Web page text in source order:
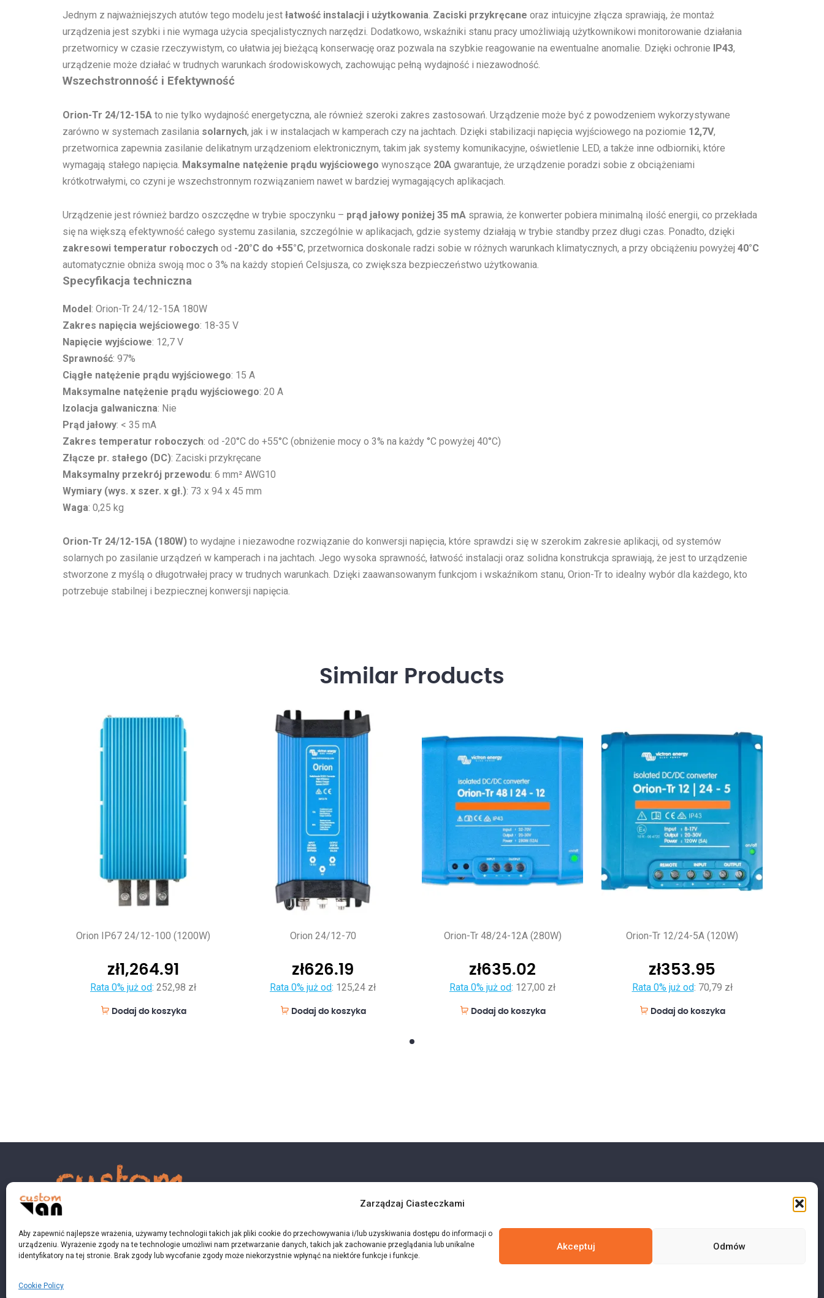
Zarządzaj Ciasteczkami
Aby zapewnić najlepsze wrażenia, używamy technologii takich jak pliki cookie do przechowywania i/lub uzyskiwania dostępu do informacji o
urządzeniu. Wyrażenie zgody na te technologie umożliwi nam przetwarzanie danych, takich jak zachowanie przeglądania lub unikalne
identyfikatory na tej stronie. Brak zgody lub wycofanie zgody może niekorzystnie wpłynąć na niektóre funkcje i funkcje.
Akceptuj Odmów
Cookie Policy
Jednym z najważniejszych atutów tego modelu jest łatwość instalacji i użytkowania Zaciski przykręcane oraz intuicyjne złącza sprawiają, że montaż
urządzenia jest szybki i nie wymaga użycia specjalistycznych narzędzi. Dodatkowo, wskaźniki stanu pracy umożliwiają użytkownikowi monitorowanie działania
przetwornicy w czasie rzeczywistym, co ułatwia jej bieżącą konserwację oraz pozwala na szybkie reagowanie na ewentualne anomalie. Dzięki ochronie IP43,
urządzenie może działać w trudnych warunkach środowiskowych, zachowując pełną wydajność i niezawodność.
Wszechstronność i Efektywność
Orion-Tr 24/12-15A to nie tylko wydajność energetyczna, ale również szeroki zakres zastosowań. Urządzenie może być z powodzeniem wykorzystywane
zarówno w systemach zasilania solarnych, jak i w instalacjach w kamperach czy na jachtach. Dzięki stabilizacji napięcia wyjściowego na poziomie 12,7V,
przetwornica zapewnia zasilanie delikatnym urządzeniom elektronicznym, takim jak systemy komunikacyjne, oświetlenie LED, a także inne odbiorniki, które
wymagają stałego napięcia. Maksymalne natężenie prądu wyjściowego wynoszące 20A gwarantuje, że urządzenie poradzi sobie z obciążeniami
krótkotrwałymi, co czyni je wszechstronnym rozwiązaniem nawet w bardziej wymagających aplikacjach.
Urządzenie jest również bardzo oszczędne w trybie spoczynku – prąd jałowy poniżej 35 mA sprawia, że konwerter pobiera minimalną ilość energii, co przekłada
się na większą efektywność całego systemu zasilania, szczególnie w aplikacjach, gdzie systemy działają w trybie standby przez długi czas. Ponadto, dzięki
zakresowi temperatur roboczych od -20°C do +55°C, przetwornica doskonale radzi sobie w różnych warunkach klimatycznych, a przy obciążeniu powyżej 40°C
automatycznie obniża swoją moc o 3% na każdy stopień Celsjusza, co zwiększa bezpieczeństwo użytkowania.
Specyfikacja techniczna
Model : Orion-Tr 24/12-15A 180W
Zakres napięcia wejściowego: 18-35 V
Napięcie wyjściowe: 12,7 V
Sprawność: 97%
Ciągłe natężenie prądu wyjściowego: 15 A
Maksymalne natężenie prądu wyjściowego: 20 A
Izolacja galwaniczna: Nie
Prąd jałowy: < 35 mA
Zakres temperatur roboczych: od -20°C do +55°C (obniżenie mocy o 3% na każdy °C powyżej 40°C)
Złącze pr. stałego (DC): Zaciski przykręcane
Maksymalny przekrój przewodu: 6 mm² AWG10
Wymiary (wys. x szer. x gł.): 73 x 94 x 45 mm
Waga: 0,25 kg
Orion-Tr 24/12-15A (180W) to wydajne i niezawodne rozwiązanie do konwersji napięcia, które sprawdzi się w szerokim zakresie aplikacji, od systemów
solarnych po zasilanie urządzeń w kamperach i na jachtach. Jego wysoka sprawność, łatwość instalacji oraz solidna konstrukcja sprawiają, że jest to urządzenie
stworzone z myślą o długotrwałej pracy w trudnych warunkach. Dzięki zaawansowanym funkcjom i wskaźnikom stanu, Orion-Tr to idealny wybór dla każdego, kto
potrzebuje stabilnej i bezpiecznej konwersji napięcia.
Similar Products
Orion IP67 24/12-100 (1200W)
zł1,264.91
Rata 0% już od: 252,98 zł
Dodaj do koszyka
Orion 24/12-70
zł626.19
Rata 0% już od: 125,24 zł
Dodaj do koszyka
Orion-Tr 48/24-12A (280W)
zł635.02
Rata 0% już od: 127,00 zł
Dodaj do koszyka
Orion-Tr 12/24-5A (120W)
zł353.95
Rata 0% już od: 70,79 zł
Dodaj do koszyka
© 2023 customvan.pl - Wszystkie prawa zastrzeżone.